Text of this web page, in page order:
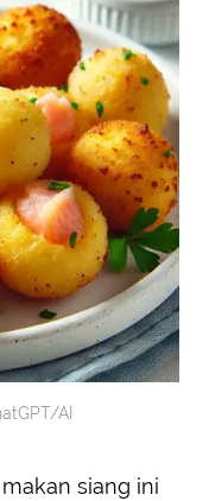
AI
siang ini